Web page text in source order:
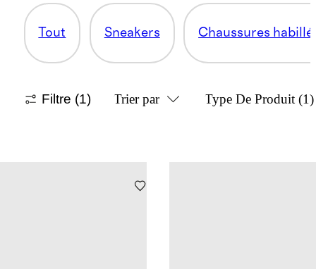
Tout Sneakers Chaussures
Filtre (1) Trier par Type De Produit (1)